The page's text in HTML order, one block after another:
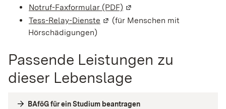
Notruf-Faxformular (PDF) (Wird in einem neuen
Tess-Relay-Dienste (Wird in einem neuen Fenster
(für Menschen mit
Hörschädigungen)
Passende Leistungen zu
dieser Lebenslage
BAföG für ein Studium beantragen